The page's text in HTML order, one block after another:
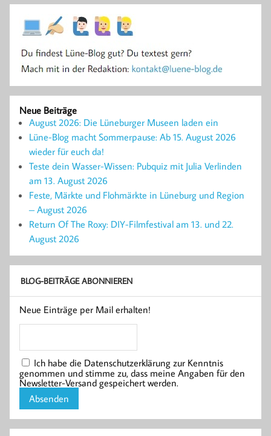
Neue Beiträge
August 2026: Die Lüneburger Museen laden ein
Lüne-Blog macht Sommerpause: Ab 15. August 2026
wieder für euch da!
Teste dein Wasser-Wissen: Pubquiz mit Julia Verlinden
am 13. August 2026
Feste, Märkte und Flohmärkte in Lüneburg und Region
– August 2026
Return Of The Roxy: DIY-Filmfestival am 13. und 22.
August 2026
BLOG-BEITRÄGE ABONNIEREN
Neue Einträge per Mail erhalten!
Ich habe die Datenschutzerklärung zur Kenntnis
genommen und stimme zu, dass meine Angaben für den
Newsletter-Versand gespeichert werden.